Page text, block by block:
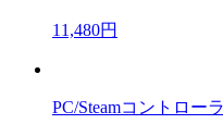
11,480円
PC/Steamコントロー